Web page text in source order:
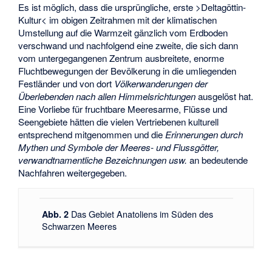
Es ist möglich, dass die ursprüngliche, erste >Deltagöttin-
Kultur< im obigen Zeitrahmen mit der klimatischen
Umstellung auf die Warmzeit gänzlich vom Erdboden
verschwand und nachfolgend eine zweite, die sich dann
vom untergegangenen Zentrum ausbreitete, enorme
Fluchtbewegungen der Bevölkerung in die umliegenden
Festländer und von dort Völkerwanderungen der
Überlebenden nach allen Himmelsrichtungenausgelöst hat.
Eine Vorliebe für fruchtbare Meeresarme, Flüsse und
Seengebiete hätten die vielen Vertriebenen kulturell
entsprechend mitgenommen und die Erinnerungen durch
Mythen und Symbole der Meeres- und Flussgötter,
verwandtnamentliche Bezeichnungen usw. an bedeutende
Nachfahren weitergegeben.
Abb. 2Das Gebiet Anatoliens im Süden des
Schwarzen Meeres